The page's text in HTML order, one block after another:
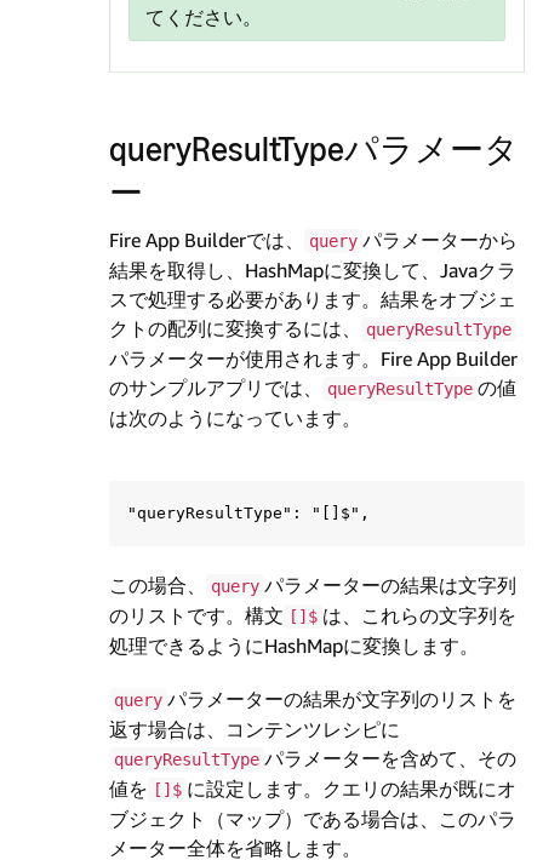
てください。
queryResultTypeパラメータ
ー
Fire App Builderでは、 query パラメーターから
結果を取得し、HashMapに変換して、Javaクラ
スで処理する必要があります。結果をオブジェ
クトの配列に変換するには、
queryResultType
パラメーターが使用されます。Fire App Builder
のサンプルアプリでは、
queryResultType の値
は次のようになっています。
この場合、 query パラメーターの結果は文字列
のリストです。構文 []$ は、これらの文字列を
処理できるようにHashMapに変換します。
query パラメーターの結果が文字列のリストを
返す場合は、コンテンツレシピに
queryResultType パラメーターを含めて、その
値を []$ に設定します。クエリの結果が既にオ
ブジェクト（マップ）である場合は、このパラ
メーター全体を省略します。